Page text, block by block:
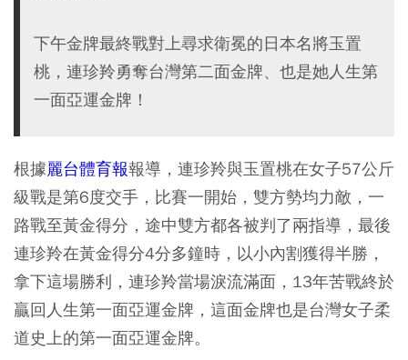
下午金牌最終戰對上尋求衛冕的日本名將玉置
桃，連珍羚勇奪台灣第二面金牌、也是她人生第
一面亞運金牌！
根據麗台體育報報導，連珍羚與玉置桃在女子57公斤
級戰是第6度交手，比賽一開始，雙方勢均力敵，一
路戰至黃金得分，途中雙方都各被判了兩指導，最後
連珍羚在黃金得分4分多鐘時，以小內割獲得半勝，
拿下這場勝利，連珍羚當場淚流滿面，13年苦戰終於
贏回人生第一面亞運金牌，這面金牌也是台灣女子柔
道史上的第一面亞運金牌。